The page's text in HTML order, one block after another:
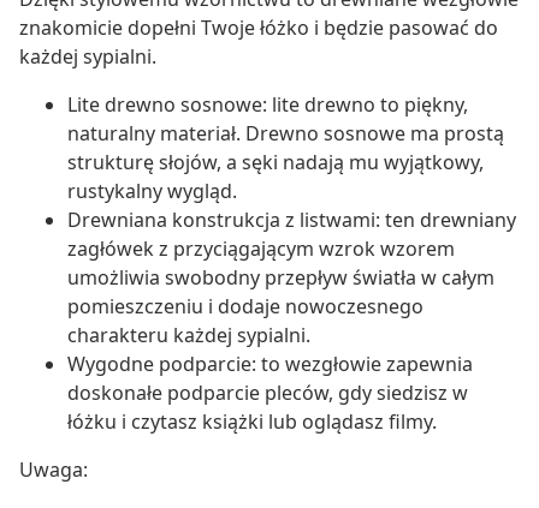
znakomicie dopełni Twoje łóżko i będzie pasować do
każdej sypialni.
Lite drewno sosnowe: lite drewno to piękny,
naturalny materiał. Drewno sosnowe ma prostą
strukturę słojów, a sęki nadają mu wyjątkowy,
rustykalny wygląd.
Drewniana konstrukcja z listwami: ten drewniany
zagłówek z przyciągającym wzrok wzorem
umożliwia swobodny przepływ światła w całym
pomieszczeniu i dodaje nowoczesnego
charakteru każdej sypialni.
Wygodne podparcie: to wezgłowie zapewnia
doskonałe podparcie pleców, gdy siedzisz w
łóżku i czytasz książki lub oglądasz filmy.
Uwaga: